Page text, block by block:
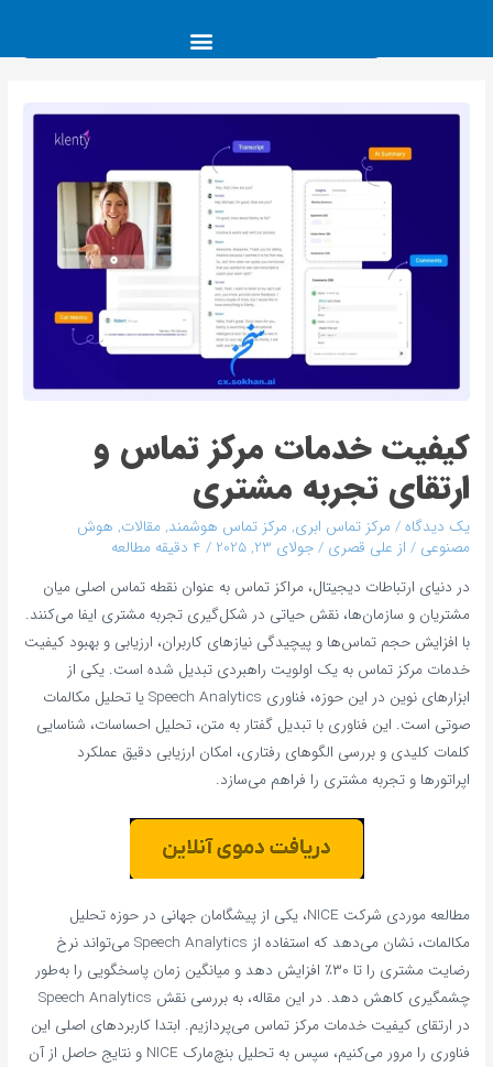
کیفیت خدمات مرکز تماس و
ارتقای تجربه مشتری
یک دیدگاه/مرکز تماس ابری,مرکز تماس هوشمند,مقالات, هوش
مصنوعی / از علی قصری /جولای 23, 2025 / 4 دقیقه مطالعه
در دنیای ارتباطات دیجیتال، مراکز تماس به عنوان نقطه تماس اصلی میان
مشتریان و سازمان‌ها، نقش حیاتی در شکل‌گیری تجربه مشتری ایفا می‌کنند.
با افزایش حجم تماس‌ها و پیچیدگی نیازهای کاربران، ارزیابی و بهبود کیفیت
خدمات مرکز تماس به یک اولویت راهبردی تبدیل شده است. یکی از
ابزارهای نوین در این حوزه، فناوری Speech Analytics یا تحلیل مکالمات
صوتی است. این فناوری با تبدیل گفتار به متن، تحلیل احساسات، شناسایی
کلمات کلیدی و بررسی الگوهای رفتاری، امکان ارزیابی دقیق عملکرد
اپراتورها و تجربه مشتری را فراهم می‌سازد.
مطالعه موردی شرکت NICE، یکی از پیشگامان جهانی در حوزه تحلیل
مکالمات، نشان می‌دهد که استفاده از Speech Analytics می‌تواند نرخ
رضایت مشتری را تا ۳۰٪ افزایش دهد و میانگین زمان پاسخگویی را به‌طور
چشمگیری کاهش دهد. در این مقاله، به بررسی نقش Speech Analytics
در ارتقای کیفیت خدمات مرکز تماس می‌پردازیم. ابتدا کاربردهای اصلی این
فناوری را مرور می‌کنیم، سپس به تحلیل بنچ‌مارک NICE و نتایج حاصل از آن